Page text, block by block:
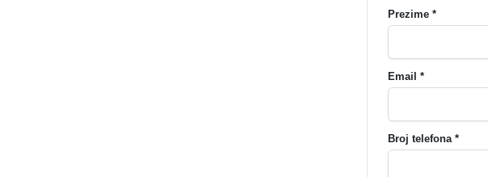
Prezime *
Email *
Broj telefona *